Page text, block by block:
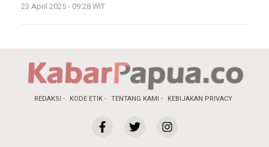
23 April 2025 - 09:28 WIT
REDAKSI KODE ETIK TENTANG KAMI KEBIJAKAN PRIVACY